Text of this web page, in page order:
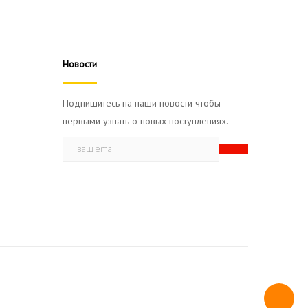
Новости
Подпишитесь на наши новости чтобы
первыми узнать о новых поступлениях.